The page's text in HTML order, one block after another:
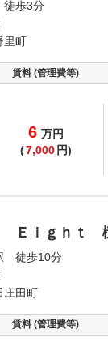
歩3分
里町
賃料 (管理費等)
6 万円
(7,000 円)
Ｅｉｇｈｔ
徒歩10分
庄田町
賃料 (管理費等)